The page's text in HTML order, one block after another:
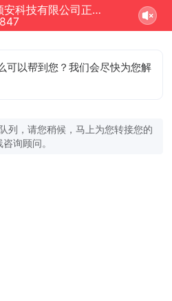
深圳市吉顺安科技有限公司正在为您服务
可以帮到您？我们会尽快为您解
列，请您稍候，马上为您转接您的
询顾问。